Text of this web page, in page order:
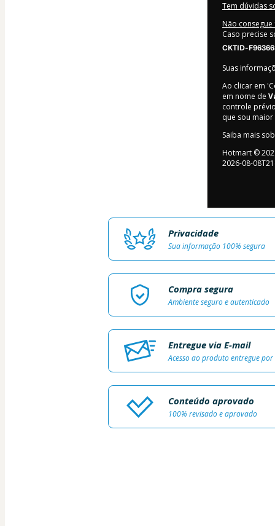
Tem dúvidas
Não
Caso precise
CKTID-
Suas
Ao clicar em
em nome de
controle
que sou
Saiba mais
Hotmart ©
2026-08-
Privacidade
Sua informação 100% segura
Compra segura
Ambiente seguro e autenticado
Entregue via E-mail
Acesso ao produto entregue
Conteúdo aprovado
100% revisado e aprovado